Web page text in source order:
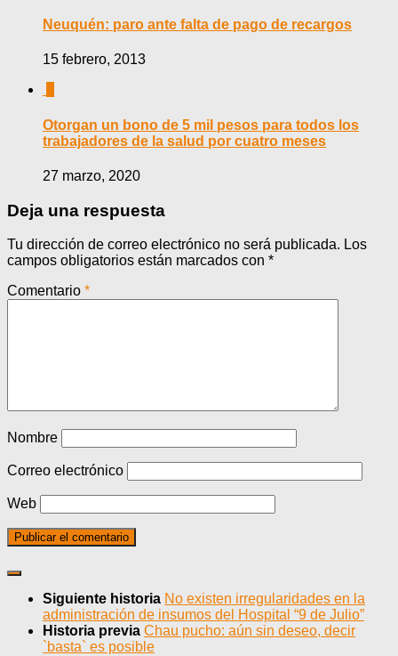
Neuquén: paro ante falta de pago de recargos
15 febrero, 2013
Otorgan un bono de 5 mil pesos para todos los
trabajadores de la salud por cuatro meses
27 marzo, 2020
Deja una respuesta
Tu dirección de correo electrónico no será publicada. Los
campos obligatorios están marcados con *
Comentario *
Nombre
Correo electrónico
Web
Siguiente historia No existen irregularidades en la
administración de insumos del Hospital “9 de Julio”
Historia previa Chau pucho: aún sin deseo, decir
`basta` es posible